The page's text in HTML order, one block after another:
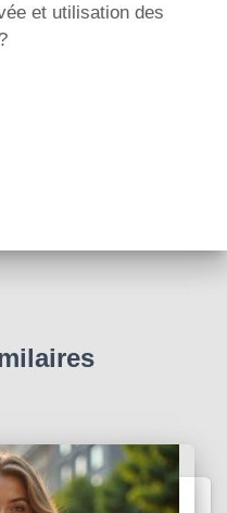
et utilisation des